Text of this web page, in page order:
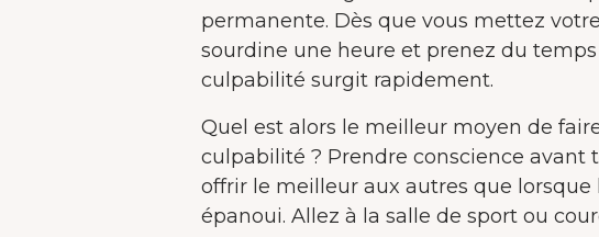
permanente. Dès que vous mettez
sourdine une heure et prenez du
culpabilité surgit rapidement.
Quel est alors le meilleur moyen de
culpabilité ? Prendre conscience avant
offrir le meilleur aux autres que lorsque
épanoui. Allez à la salle de sport ou